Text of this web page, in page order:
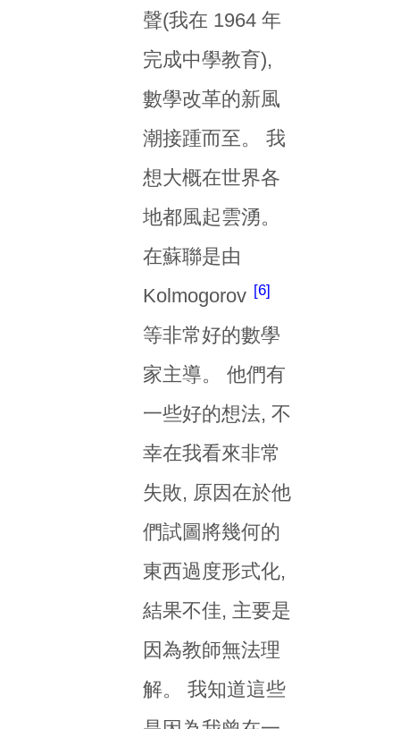
聲(我在 1964 年
完成中學教育),
數學改革的新風
潮接踵而至。 我
想大概在世界各
地都風起雲湧。
在蘇聯是由
Kolmogorov
6
等非常好的數學
家主導。 他們有
一些好的想法, 不
幸在我看來非常
失敗, 原因在於他
們試圖將幾何的
東西過度形式化,
結果不佳, 主要是
因為教師無法理
解。 我知道這些